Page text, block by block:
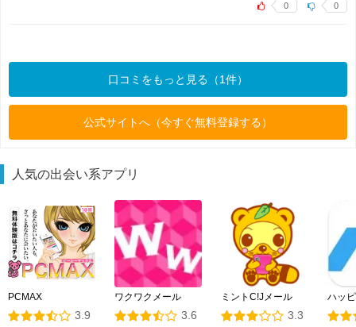
0 0
口コミをもっと見る（1件）
公式サイトへ（今すぐ無料登録する）
人気の出会い系アプリ
PCMAX
3.9
ワクワクメール
3.6
ミントC!Jメール
3.3
ハッ